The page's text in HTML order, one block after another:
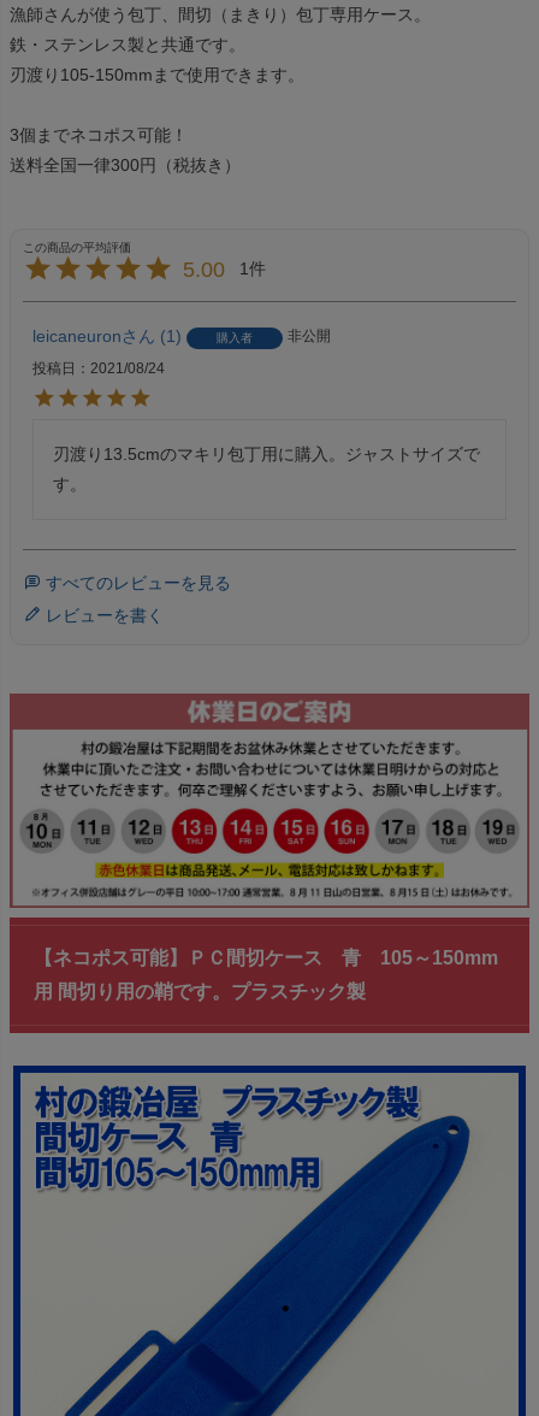
漁師さんが使う包丁、間切（まきり）包丁専用ケース。
鉄・ステンレス製と共通です。
刃渡り105-150mmまで使用できます。
3個までネコポス可能！
送料全国一律300円（税抜き）
5.00 1
leicaneuron 1 購入者
非公開
投稿日
2021/08/24
刃渡り13.5cmのマキリ包丁用に購入。ジャストサイズで
す。
すべてのレビューを見る
レビューを書く
【ネコポス可能】ＰＣ間切ケース 青 105～150mm
用 間切り用の鞘です。プラスチック製